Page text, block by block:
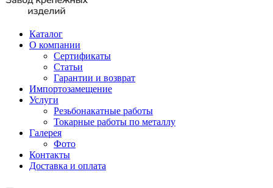
Каталог
О компании
Сертификаты
Статьи
Гарантии и возврат
Импортозамещение
Услуги
Резьбонакатные работы
Токарные работы по металлу
Галерея
Фото
Контакты
Доставка и оплата